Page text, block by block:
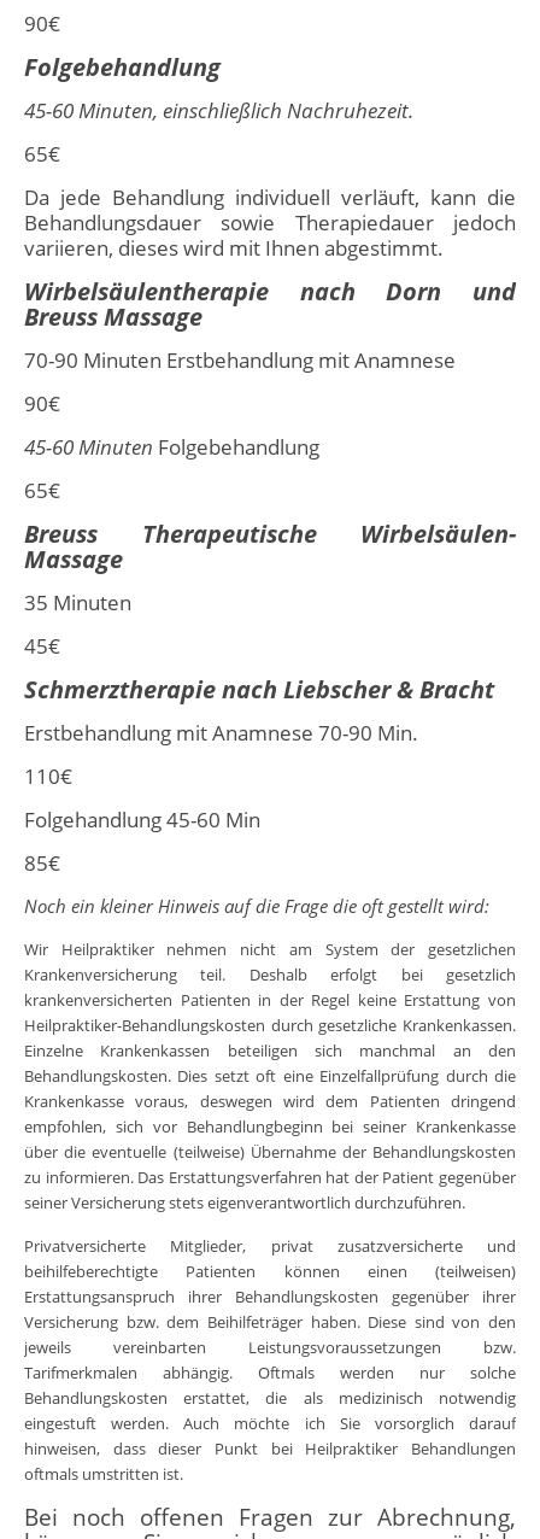
90€
Folgebehandlung
45-60 Minuten, einschließlich Nachruhezeit.
65€
Da jede Behandlung individuell verläuft, kann die
Behandlungsdauer sowie Therapiedauer jedoch
variieren, dieses wird mit Ihnen abgestimmt.
Wirbelsäulentherapie nach Dorn und
Breuss Massage
70-90 Minuten Erstbehandlung mit Anamnese
90€
45-60 Minuten Folgebehandlung
65€
Breuss Therapeutische Wirbelsäulen-
Massage
35 Minuten
45€
Schmerztherapienach Liebscher & Bracht
Erstbehandlung mit Anamnese 70-90 Min.
110€
Folgehandlung 45-60 Min
85€
Noch ein kleiner Hinweis auf die Frage die oft gestellt wird:
Wir Heilpraktiker nehmen nicht am System der gesetzlichen
Krankenversicherung teil. Deshalb erfolgt bei gesetzlich
krankenversicherten Patienten in der Regel keine Erstattung von
Heilpraktiker-Behandlungskosten durch gesetzliche Krankenkassen.
Einzelne Krankenkassen beteiligen sich manchmal an den
Behandlungskosten. Dies setzt oft eine Einzelfallprüfung durch die
Krankenkasse voraus, deswegen wird dem Patienten dringend
empfohlen, sich vor Behandlungbeginn bei seiner Krankenkasse
über die eventuelle (teilweise) Übernahme der Behandlungskosten
zu informieren. Das Erstattungsverfahren hat der Patient gegenüber
seiner Versicherung stets eigenverantwortlich durchzuführen.
Privatversicherte Mitglieder, privat zusatzversicherte und
beihilfeberechtigte Patienten können einen (teilweisen)
Erstattungsanspruch ihrer Behandlungskosten gegenüber ihrer
Versicherung bzw. dem Beihilfeträger haben. Diese sind von den
jeweils vereinbarten Leistungsvoraussetzungen bzw.
Tarifmerkmalen abhängig. Oftmals werden nur solche
Behandlungskosten erstattet, die als medizinisch notwendig
eingestuft werden. Auch möchte ich Sie vorsorglich darauf
hinweisen, dass dieser Punkt bei Heilpraktiker Behandlungen
oftmals umstritten ist.
Bei noch offenen Fragen zur Abrechnung,